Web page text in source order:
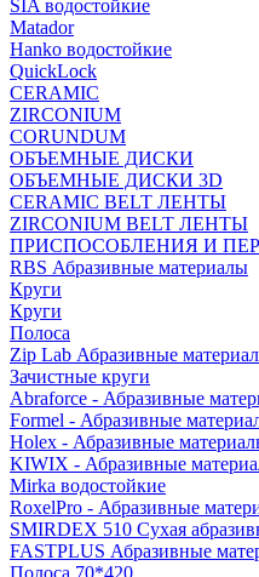
SIA водостойкие
Matador
Hanko водостойкие
QuickLock
CERAMIC
ZIRCONIUM
СORUNDUM
ОБЪЕМНЫЕ ДИСКИ
ОБЪЕМНЫЕ ДИСКИ 3D
CERAMIC BELT ЛЕНТЫ
ZIRCONIUM BELT ЛЕНТЫ
ПРИСПОСОБЛЕНИЯ И
RBS Абразивные материалы
Круги
Круги
Полоса
Zip Lab Абразивные
Зачистные круги
Abraforce - Абразивные
Formel - Абразивные
Holex - Абразивные
KIWIX - Абразивные
Mirka водостойкие
RoxelPro - Абразивные
SMIRDEX 510 Сухая
FASTPLUS Абразивные
Полоса 70*420